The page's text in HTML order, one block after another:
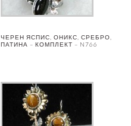
ЧЕРЕН ЯСПИС, ОНИКС, СРЕБРО,
ПАТИНА – КОМПЛЕКТ – N766